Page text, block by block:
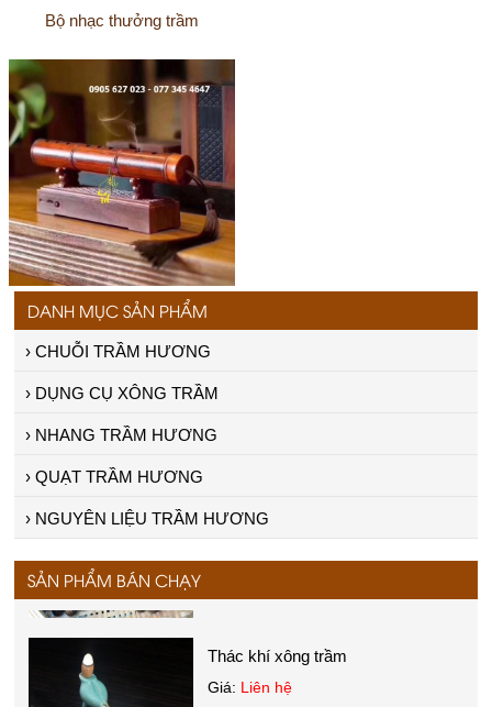
Bộ nhạc thưởng trầm
DANH MỤC SẢN PHẨM
› CHUỖI TRẦM HƯƠNG
› DỤNG CỤ XÔNG TRẦM
› NHANG TRẦM HƯƠNG
› QUẠT TRẦM HƯƠNG
› NGUYÊN LIỆU TRẦM HƯƠNG
SẢN PHẨM BÁN CHẠY
Vòng trầm tự nhiên
Giá:Liên hệ